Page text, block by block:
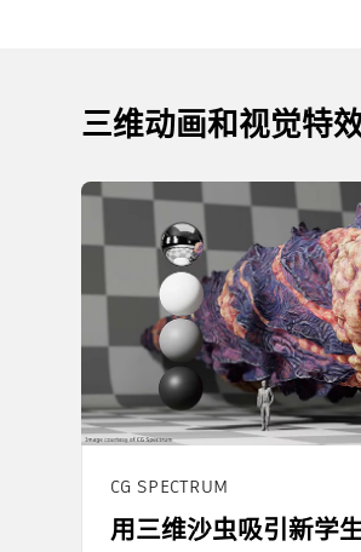
三维动画和视觉特
CG SPECTRUM
用三维沙虫吸引新学